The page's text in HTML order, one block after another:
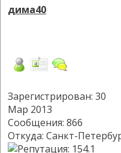
дима40
Зарегистрирован: 30
Мар 2013
Сообщения: 866
Откуда: Санкт-